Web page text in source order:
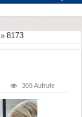
» 8173
308 Aufrufe